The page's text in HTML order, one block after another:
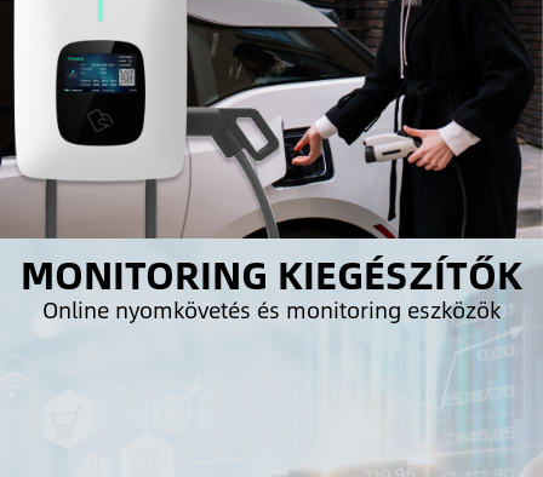
MONITORING KIEGÉSZÍTŐK
Online nyomkövetés és monitoring eszközök